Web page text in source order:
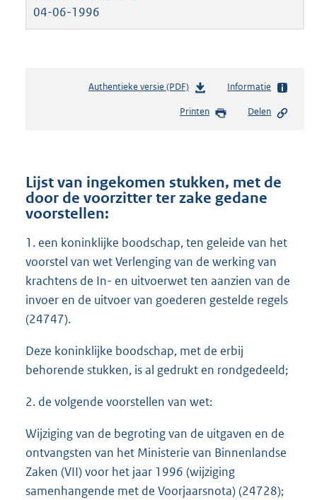
04-06-1996
Authentieke versie (PDF)b
s
d
s
g
o
t
t
K
b
Informatie
Printen Delen
Lijst van ingekomen stukken, met de
door de voorzitter ter zake gedane
voorstellen:
1. een koninklijke boodschap, ten geleide van het
voorstel van wet Verlenging van de werking van
krachtens de In- en uitvoerwet ten aanzien van de
invoer en de uitvoer van goederen gestelde regels
(24747).
Deze koninklijke boodschap, met de erbij
behorende stukken, is al gedrukt en rondgedeeld;
2. de volgende voorstellen van wet:
Wijziging van de begroting van de uitgaven en de
ontvangsten van het Ministerie van Binnenlandse
Zaken (VII) voor het jaar 1996 (wijziging
samenhangende met de Voorjaarsnota) (24728);